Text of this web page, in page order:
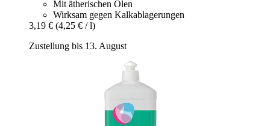
Mit ätherischen Ölen
Wirksam gegen Kalkablagerungen
3,19 € (4,25 € / l)
Zustellung bis 13. August